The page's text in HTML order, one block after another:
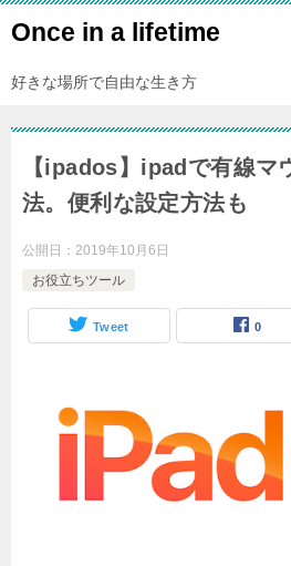
Once in a lifetime
好きな場所で自由な生き方
【ipados】ipadで有線マ
法。便利な設定方法も
公開日： 2019年10月6日
お役立ちツール
Tweet 0